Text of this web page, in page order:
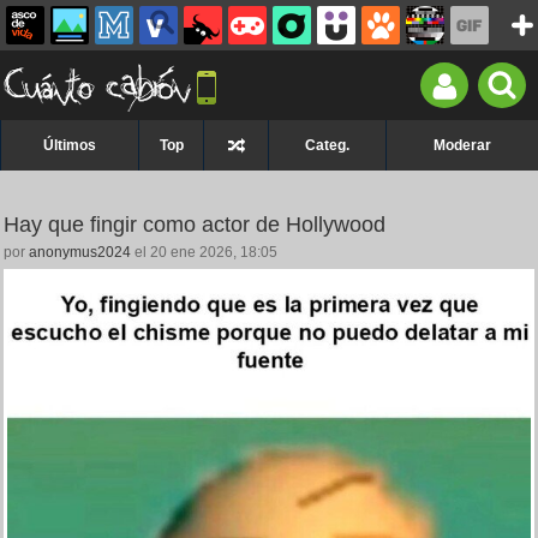
Últimos Top Categ. Moderar
Hay que fingir como actor de Hollywood
por anonymus2024 el 20 ene 2026, 18:05